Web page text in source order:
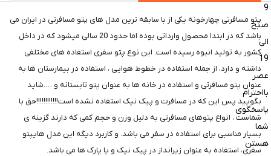
9
صبح
الی
19
عصر
بااحترام
پاسخگوی
شما
هستن
پتو مسافرتی چهارخونه یکی از با سابقه ترین مدل های پتو مسافرتی در ایران می
باشد که در ابتدا محصول وارداتی بوده اما حدود 20 سالی میشود که در داخل
کشور به تولید انبوه رسیده است. این نوع پتو سفری استفاده های مختلفی
داشته و دارد، از جمله استفاده در خطوط هوایی ، استفاده در بیمارستان ها به
عنوان پتو مسافرتی و استفاده در خانه ها به عنوان پتو تابستانه و ….شاید
بگویید پس این که در مسافرت و پیک نیک استفاده نشده است!!!!!!!!!!!!حق با
شماست ، انواع پتوهای مسافرتی به دلیل وزن و حجم کمی که دارند گزینه ی
بسیار مناسبی برای استفاده در سفر می باشد. و کاربرد دیگه این مدل هایپتو
سفری، استفاده به عنوان زیرانداز در پیک نیک و یا پارک ها می باشد.